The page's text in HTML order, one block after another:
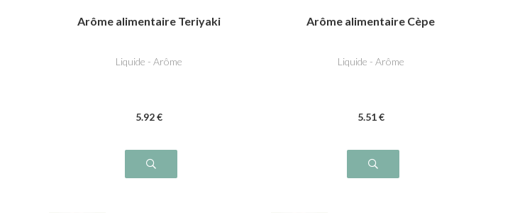
Arôme alimentaire Teriyaki
Liquide - Arôme
5.92€
Arôme alimentaire Cèpe
Liquide - Arôme
5.51€